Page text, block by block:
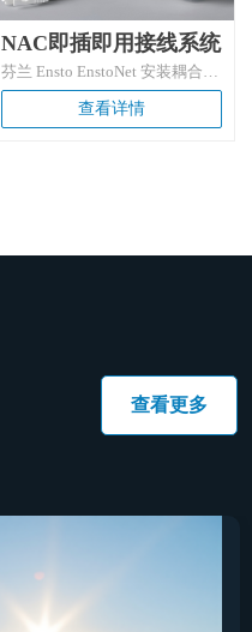
查看更多
NAC即插即用接线系统
芬兰 Ensto EnstoNet 安装耦合系
统，是针对办公室、商场、学
校、酒店等商用建筑的模块化电
查看详情